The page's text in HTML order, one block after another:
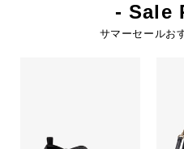
- Sale
サマーセールお